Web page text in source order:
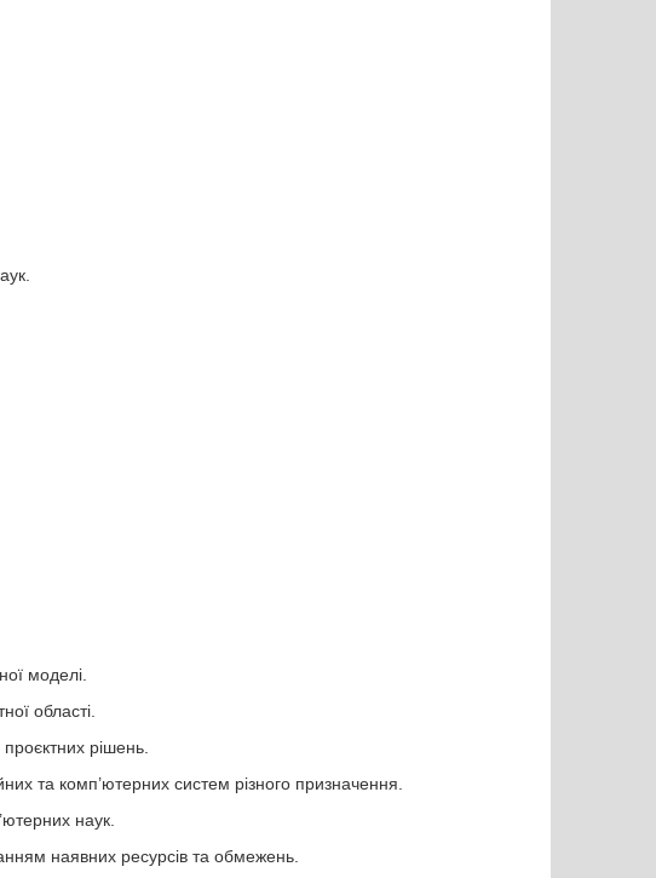
моделі.
області.
рішень.
та комп’ютерних систем різного призначення.
наук.
наявних ресурсів та обмежень.